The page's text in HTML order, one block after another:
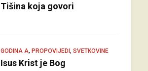
Tišina koja govori
GODINA A, PROPOVIJEDI, SVETKOVINE
Isus Krist je Bog